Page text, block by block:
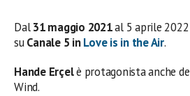
Dal31 maggio 2021al 5 aprile
suCanale 5 inLove is in the Air.
Hande Erçelè protagonista anche
Wind.